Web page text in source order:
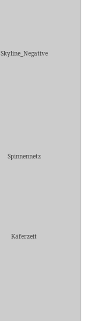
Skyline_Negative
Spinnennetz
Käferzeit